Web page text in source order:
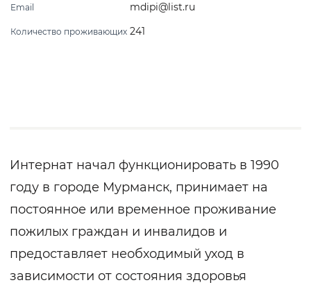
Email mdipi@list.ru
Количество проживающих 241
Интернат начал функционировать в 1990
году в городе Мурманск, принимает на
постоянное или временное проживание
пожилых граждан и инвалидов и
предоставляет необходимый уход в
зависимости от состояния здоровья